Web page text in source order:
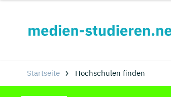
Startseite Hochschulen finden